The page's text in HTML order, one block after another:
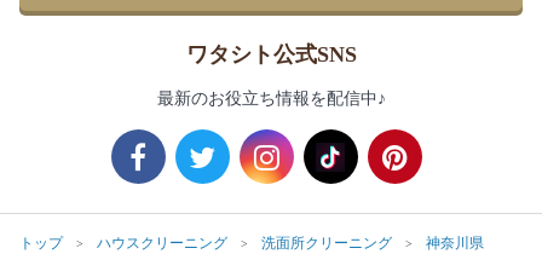
ワタシト公式SNS
最新のお役立ち情報を配信中♪
トップ ハウスクリーニング 洗面所クリーニング
神奈川県